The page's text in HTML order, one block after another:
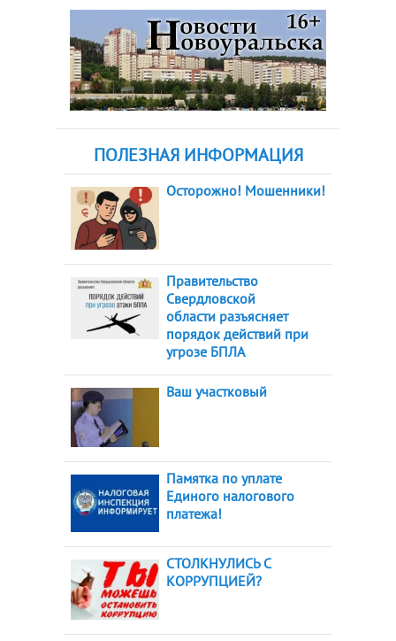
ПОЛЕЗНАЯ ИНФОРМАЦИЯ
Осторожно! Мошенники!
Правительство
Свердловской
области разъясняет
порядок действий при
угрозе БПЛА
Ваш участковый
Памятка по уплате
Единого налогового
платежа!
СТОЛКНУЛИСЬ С
КОРРУПЦИЕЙ?